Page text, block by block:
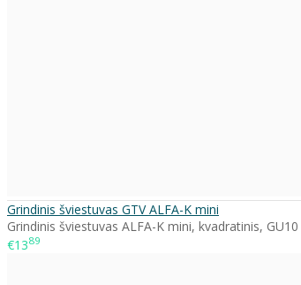
Grindinis šviestuvas GTV ALFA-K mini
Grindinis šviestuvas ALFA-K mini, kvadratinis,
€1389